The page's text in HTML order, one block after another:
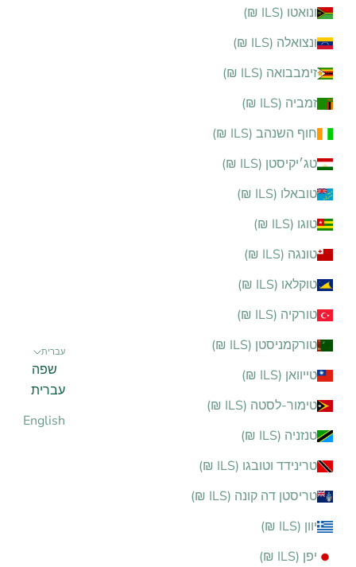
ונואטו (ILS ₪)
ונצואלה (ILS ₪)
זימבבואה (ILS ₪)
זמביה (ILS ₪)
חוף השנהב (ILS ₪)
טג׳יקיסטן (ILS ₪)
טובאלו (ILS ₪)
טוגו (ILS ₪)
טונגה (ILS ₪)
טוקלאו (ILS ₪)
טורקיה (ILS ₪)
טורקמניסטן (ILS ₪)
טייוואן (ILS ₪)
טימור-לסטה (ILS ₪)
טנזניה (ILS ₪)
טרינידד וטובגו (ILS ₪)
טריסטן דה קונה (ILS ₪)
יוון (ILS ₪)
יפן (ILS ₪)
עברית
שפה
עברית
English